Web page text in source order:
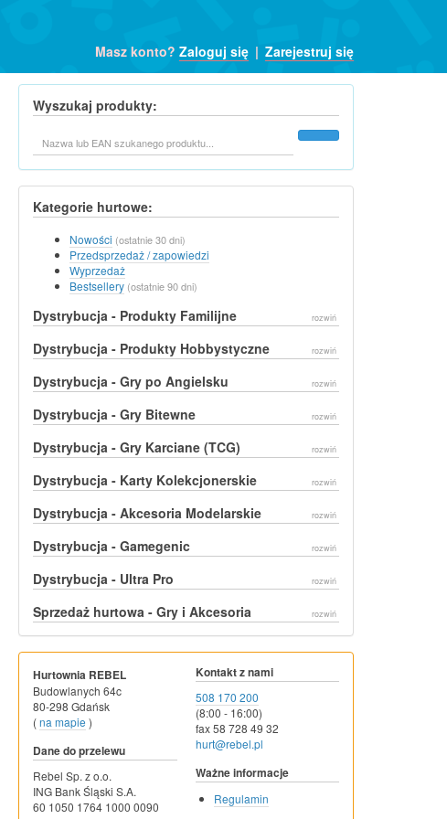
Masz konto? Zaloguj się | Zarejestruj się
Wyszukaj produkty:
Kategorie hurtowe:
Nowości (ostatnie 30 dni)
Przedsprzedaż / zapowiedzi
Wyprzedaż
Bestsellery (ostatnie 90 dni)
Dystrybucja - Produkty Familijne rozwiń
Dystrybucja - Produkty Hobbystyczne rozwiń
Dystrybucja - Gry po Angielsku rozwiń
Dystrybucja - Gry Bitewne rozwiń
Dystrybucja - Gry Karciane (TCG) rozwiń
Dystrybucja - Karty Kolekcjonerskie rozwiń
Dystrybucja - Akcesoria Modelarskie rozwiń
Dystrybucja - Gamegenic rozwiń
Dystrybucja - Ultra Pro rozwiń
Sprzedaż hurtowa - Gry i Akcesoria rozwiń
Hurtownia REBEL
Budowlanych 64c
80-298 Gdańsk
(na mapie )
Dane do przelewu
Rebel Sp. z o.o.
ING Bank Śląski S.A.
60 1050 1764 1000 0090
Kontakt z nami
508 170 200
(8:00 - 16:00)
fax 58 728 49 32
hurt@rebel.pl
Ważne informacje
Regulamin